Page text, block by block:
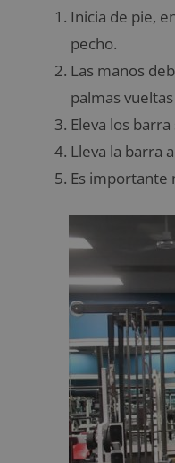
Inicia de pie,
pecho.
Las manos
palmas
Eleva los
Lleva la barra
Es importante